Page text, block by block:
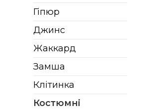
Гіпюр
Джинс
Жаккард
Замша
Клітинка
Костюмні